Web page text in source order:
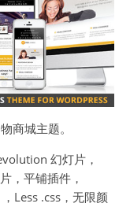
商城主题。
幻灯片，
，平铺插件，
Less .css，无限颜